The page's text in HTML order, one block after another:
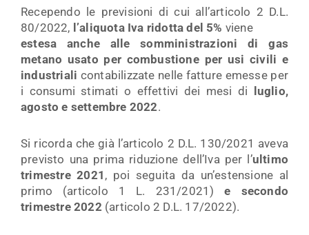
Recependo le previsioni di cui all’articolo 2 D.L.
80/2022, l’aliquota Iva ridotta del 5% viene
estesa anche alle somministrazioni di gas
metano usato per combustione per usi civili e
industriali contabilizzate nelle fatture emesse per
i consumi stimati o effettivi dei mesi di
luglio,
agosto e settembre 2022.
Si ricorda che già l’articolo 2 D.L. 130/2021 aveva
previsto una prima riduzione dell’Iva per l’ultimo
trimestre 2021 , poi seguita da un’estensione al
primo (articolo 1 L. 231/2021)e secondo
trimestre 2022 (articolo 2 D.L. 17/2022).